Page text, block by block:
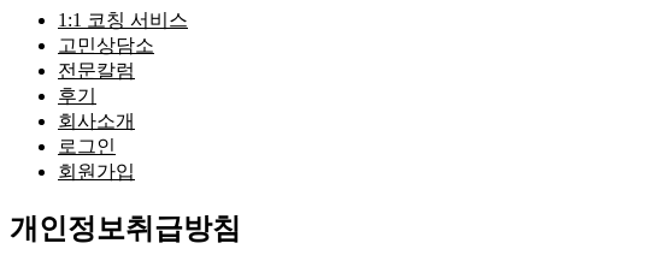
1:1 코칭 서비스
고민상담소
전문칼럼
후기
회사소개
로그인
회원가입
개인정보취급방침